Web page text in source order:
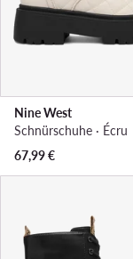
Nine West
Schnürschuhe · Écru
67,99€